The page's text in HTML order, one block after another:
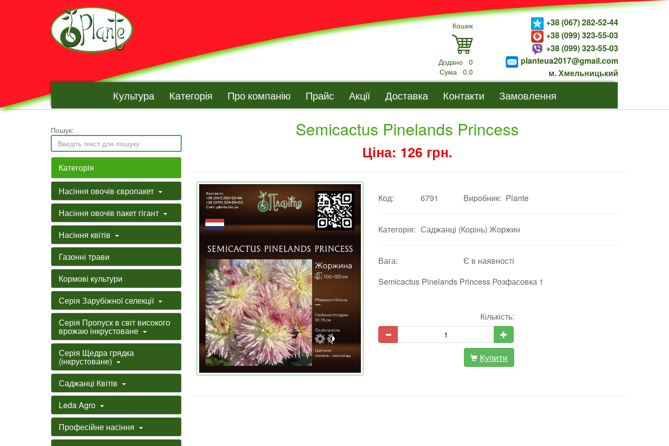
Кошик
Додано 0
Сума 0.0
+38 (067) 282-52-44
+38 (099) 323-55-03
+38 (099) 323-55-03
planteua2017@gmail.com
м. Хмельницький
Культура Категорія Про компанію Прайс Акції Доставка Контакти Замовлення
Пошук:
Категорія
Насіння овочів європакет
Насіння овочів пакет гігант
Насіння квітів
Газонні трави
Кормові культури
Серія Зарубіжної селекції
Серія Пропуск в світ високого
врожаю інкрустоване
Серія Щедра грядка
(інкрустоване)
Саджанці Квітів
Leda Agro
Професійне насіння
Semicactus Pinelands Princess
Ціна: 126 грн.
Код: 6791 Виробник: Plante
Категорія: Саджанці (Корінь) Жоржин
Вага:
Є в наявності
Semicactus Pinelands Princess Розфасовка 1
Кількість:
Купити